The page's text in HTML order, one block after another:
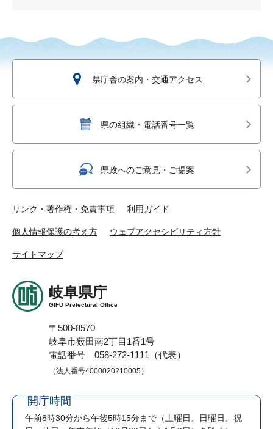
県庁舎の案内・交通アクセス
県の組織・電話番号一覧
県政へのご意見・ご提案
リンク・著作権・免責事項 利用ガイド
個人情報保護の考え方 ウェブアクセシビリティ方針
サイトマップ
岐阜県庁
GIFU Prefectural Office
〒500-8570
岐阜市薮田南2丁目1番1号
電話番号 058-272-1111（代表）
（法人番号4000020210005）
開庁時間
午前8時30分から午後5時15分まで （土曜日、日曜日、祝